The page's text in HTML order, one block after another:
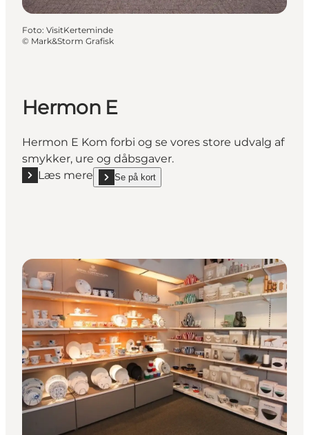
Foto: VisitKerteminde
© Mark&Storm Grafisk
Hermon E
Hermon E Kom forbi og se vores store udvalg af
smykker, ure og dåbsgaver.
Læs mere
Læs mere "Hermon E"
Se på kort
show Hermon E on_map